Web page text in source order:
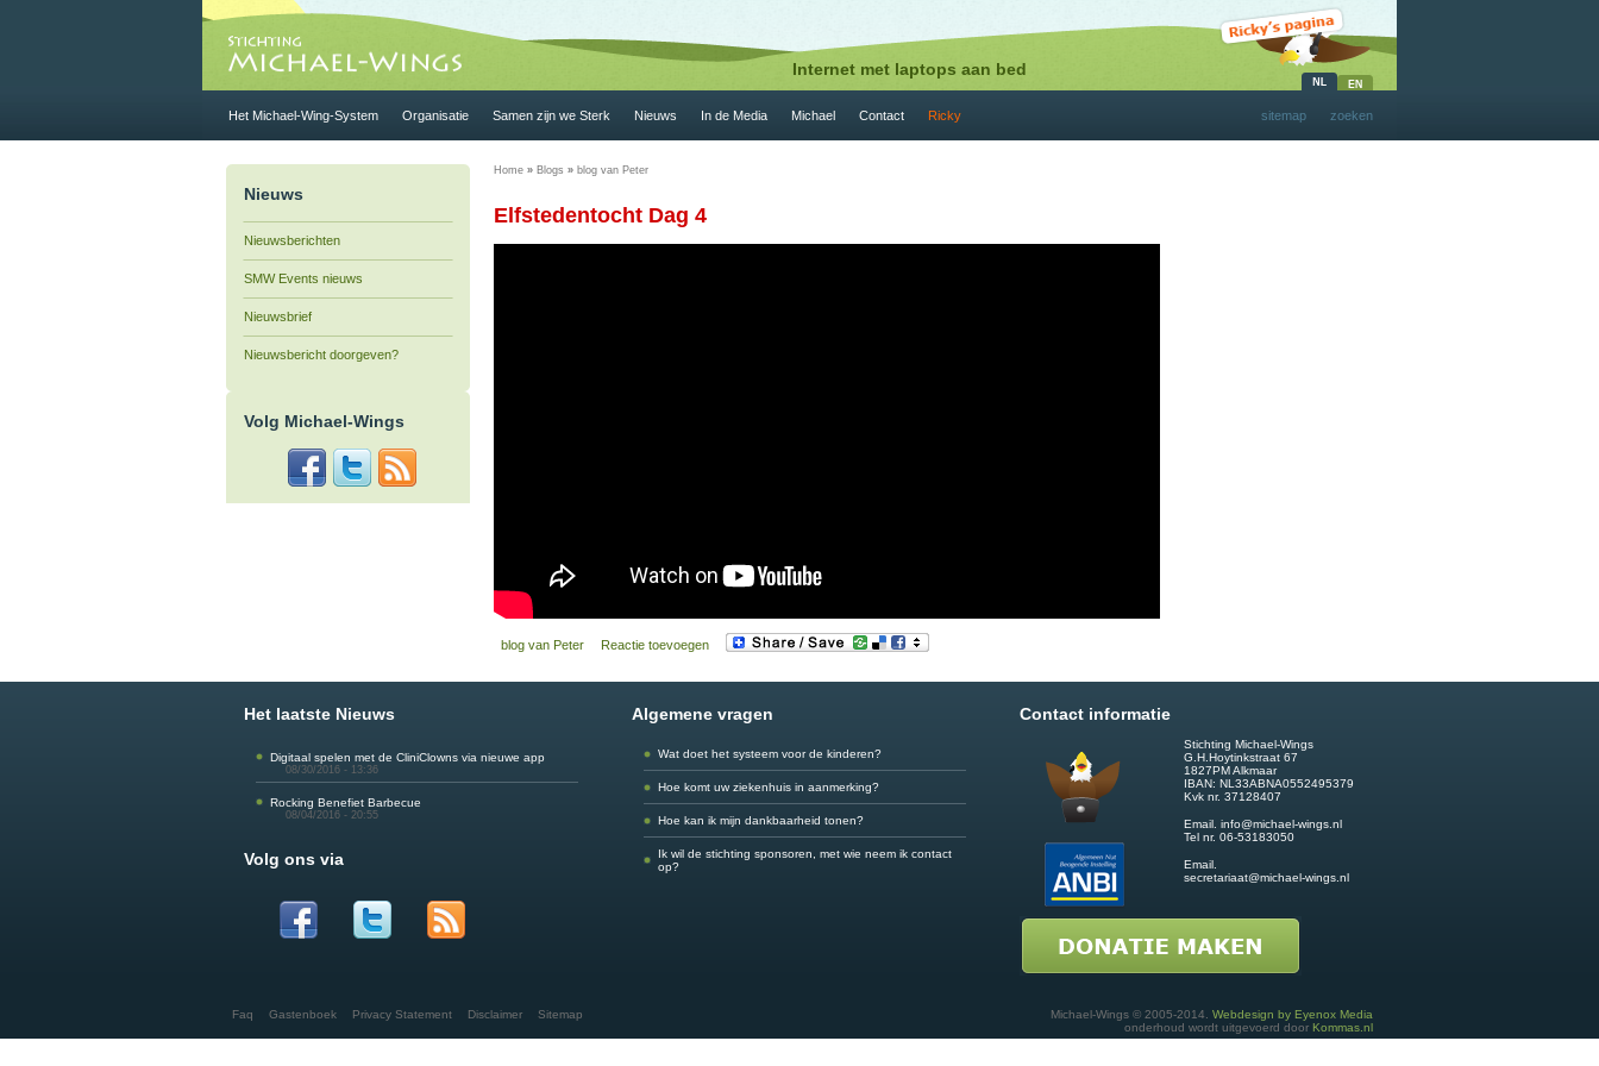
Internet met laptops aan bed
Het Michael-Wing-System Organisatie Samen zijn we Sterk Nieuws In de Media Michael Contact Ricky zoeken
sitemap
Nieuws
Nieuwsberichten
SMW Events nieuws
Nieuwsbrief
Nieuwsbericht doorgeven?
Volg Michael-Wings
Home » Blogs » blog van Peter
Elfstedentocht Dag 4
blog van Peter Reactie toevoegen
Het laatste Nieuws
Digitaal spelen met de CliniClowns via nieuwe app
08/30/2016 - 13:36
Rocking Benefiet Barbecue
08/04/2016 - 20:55
Volg ons via
Algemene vragen
Wat doet het systeem voor de kinderen?
Hoe komt uw ziekenhuis in aanmerking?
Hoe kan ik mijn dankbaarheid tonen?
Ik wil de stichting sponsoren, met wie neem ik contact
op?
Contact informatie
Stichting Michael-Wings
G.H.Hoytinkstraat 67
1827PM Alkmaar
IBAN: NL33ABNA0552495379
Kvk nr. 37128407
Email. info@michael-wings.nl
Tel nr. 06-53183050
Email.
secretariaat@michael-wings.nl
Faq Gastenboek Privacy Statement Disclaimer Sitemap Michael-Wings © 2005-2014. Webdesign by Eyenox Media
onderhoud wordt uitgevoerd door Kommas.nl